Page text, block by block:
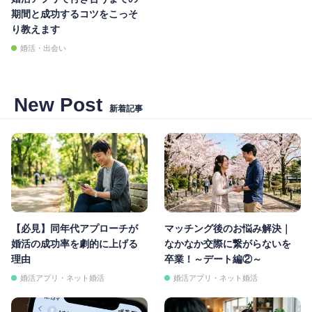
期間と成功するコツをこっそ
り教えます
婚活・出会い
New Post 新着記事
【必見】同年代アプローチが
婚活の成功率を劇的に上げる
理由
婚活アプリ・ネット婚活
マッチング後のお悩み解決｜
なかなか交際に繋がらないを
卒業！～デート編②～
婚活アプリ・ネット婚活